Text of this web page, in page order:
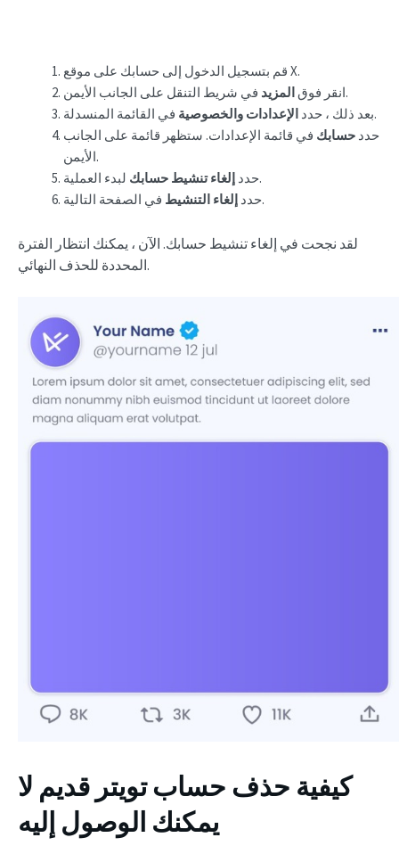
قم بتسجيل الدخول إلى حسابك على موقع X.
انقر فوق المزيد
في شريط التنقل على الجانب الأيمن.
بعد ذلك ، حدد الإعدادات والخصوصية
في القائمة المنسدلة.
حدد حسابك في قائمة الإعدادات. ستظهر قائمة على الجانب
الأيمن.
حدد إلغاء تنشيط حسابك
لبدء العملية.
حدد إلغاء التنشيط في الصفحة التالية.
لقد نجحت في إلغاء تنشيط حسابك. الآن ، يمكنك انتظار الفترة
المحددة للحذف النهائي.
كيفية حذف حساب تويتر قديم لا
يمكنك الوصول إليه